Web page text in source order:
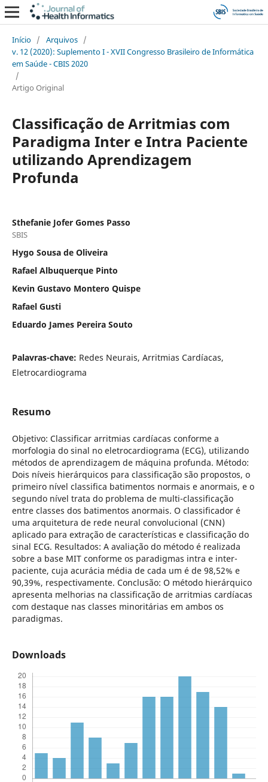
Início / Arquivos /
v. 12 (2020): Suplemento I - XVII Congresso Brasileiro de Informática
em Saúde - CBIS 2020
/
Artigo Original
Classificação de Arritmias com
Paradigma Inter e Intra Paciente
utilizando Aprendizagem
Profunda
Sthefanie Jofer Gomes Passo
SBIS
Hygo Sousa de Oliveira
Rafael Albuquerque Pinto
Kevin Gustavo Montero Quispe
Rafael Gusti
Eduardo James Pereira Souto
Palavras-chave: Redes Neurais, Arritmias Cardíacas,
Eletrocardiograma
Resumo
Objetivo: Classificar arritmias cardíacas conforme a
morfologia do sinal no eletrocardiograma (ECG), utilizando
métodos de aprendizagem de máquina profunda. Método:
Dois níveis hierárquicos para classificação são propostos, o
primeiro nível classifica batimentos normais e anormais, e o
segundo nível trata do problema de multi-classificação
entre classes dos batimentos anormais. O classificador é
uma arquitetura de rede neural convolucional (CNN)
aplicado para extração de características e classificação do
sinal ECG. Resultados: A avaliação do método é realizada
sobre a base MIT conforme os paradigmas intra e inter-
paciente, cuja acurácia média de cada um é de 98,52% e
90,39%, respectivamente. Conclusão: O método hierárquico
apresenta melhorias na classificação de arritmias cardíacas
com destaque nas classes minoritárias em ambos os
paradigmas.
Downloads